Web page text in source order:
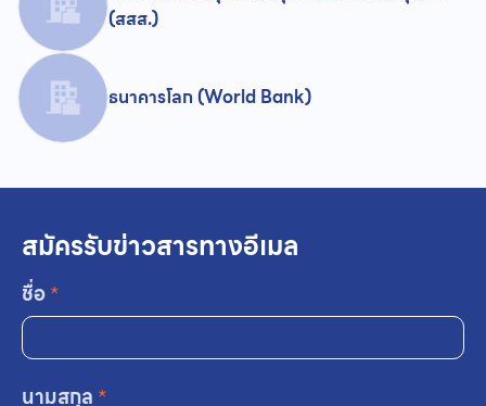
(สสส.)
ธนาคารโลก (World Bank)
สมัครรับข่าวสารทางอีเมล
ชื่อ*
นามสกุล *